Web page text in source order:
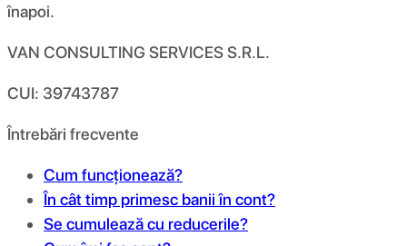
înapoi.
VAN CONSULTING SERVICES S.R.L.
CUI: 39743787
Întrebări frecvente
Cum funcționează?
În cât timp primesc banii în cont?
Se cumulează cu reducerile?